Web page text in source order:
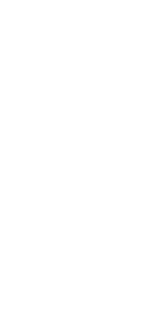
lysa upp din